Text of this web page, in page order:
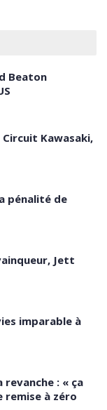
Beaton
Kawasaki,
pénalité de
Jett
imparable à
revanche : « ça
remise à zéro